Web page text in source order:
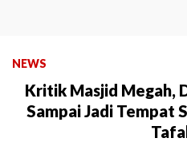
NEWS
Kritik Masjid Megah,
Sampai Jadi Tempat